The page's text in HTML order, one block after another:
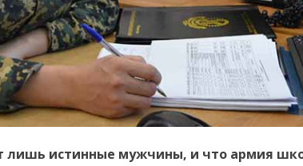
лишь истинные мужчины, и что армия